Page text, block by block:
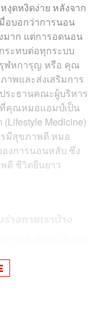
งุดหงิดง่าย หลังจาก
อบอกว่าการนอน
มาก แต่การอดนอน
ระทบต่อทุกระบบ
ฬหการุญ หรือ คุณ
พและส่งเสริมการ
ระธานคณะผู้บริหาร
ที่คุณหมอแอมป์เป็น
Medicine)
รมีสุขภาพดี หมอ
งการนอนหลับ ซึ่ง
ดี ชีวิตยืนยาว
นไป เราจะไม่